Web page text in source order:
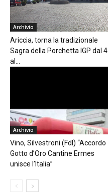
Archivio
Ariccia, torna la tradizionale
Sagra della Porchetta IGP dal 4
al...
Archivio
Vino, Silvestroni (FdI) “Accordo
Gotto d’Oro Cantine Ermes
unisce l’Italia”